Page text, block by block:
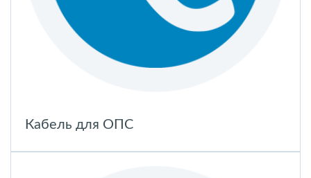
Кабель для ОПС